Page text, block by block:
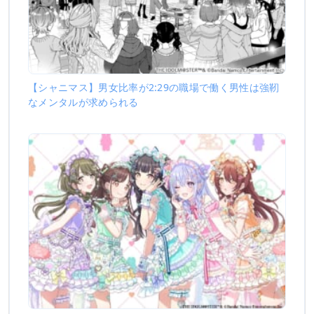
【シャニマス】男女比率が2:29の職場で働く男性は強靭
なメンタルが求められる